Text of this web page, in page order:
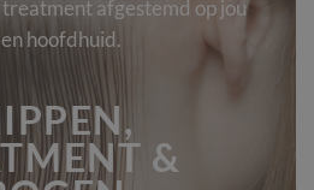
afgestemd op jou
hoofdhuid.
&